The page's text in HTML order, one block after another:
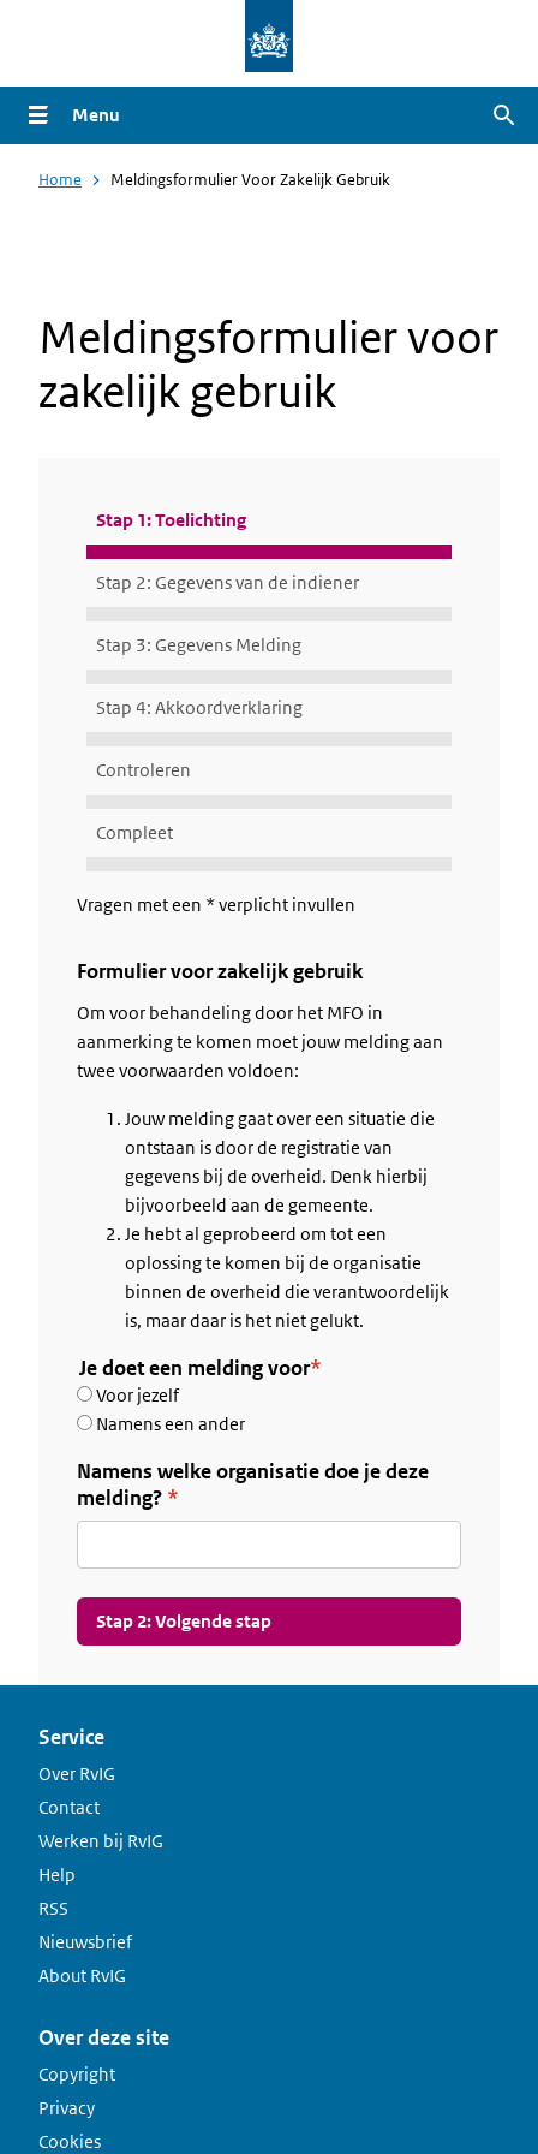
naar
de
gaan
Menu
Home Meldingsformulier Voor Zakelijk Gebruik
Meldingsformulier voor
zakelijk gebruik
Huidige
Stap 1: Toelichting
Stap 2: Gegevens van de indiener
Stap 3: Gegevens Melding
Stap 4: Akkoordverklaring
Controleren
Compleet
Vragen met een * verplicht invullen
Formulier voor zakelijk gebruik
Om voor behandeling door het MFO in
aanmerking te komen moet jouw melding aan
twee voorwaarden voldoen:
Jouw melding gaat over een situatie die
ontstaan is door de registratie van
gegevens bij de overheid. Denk hierbij
bijvoorbeeld aan de gemeente.
Je hebt al geprobeerd om tot een
oplossing te komen bij de organisatie
binnen de overheid die verantwoordelijk
is, maar daar is het niet gelukt.
Je doet een melding voor
Voor jezelf
Namens een ander
Namens welke organisatie doe je deze
melding? Dit
veld
verplicht
Service
Over RvIG
Contact
Werken bij RvIG
Help
RSS
Nieuwsbrief
About RvIG
Over deze site
Copyright
Privacy
Cookies